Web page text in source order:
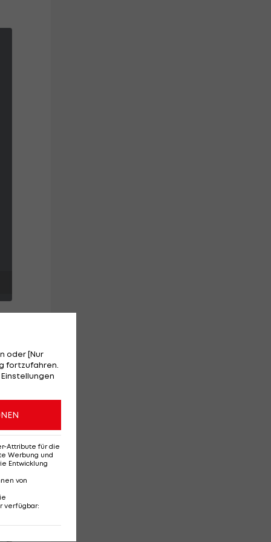
oder [Nur
fortzufahren.
Attribute für die
Werbung und
Entwicklung
von
verfügbar: